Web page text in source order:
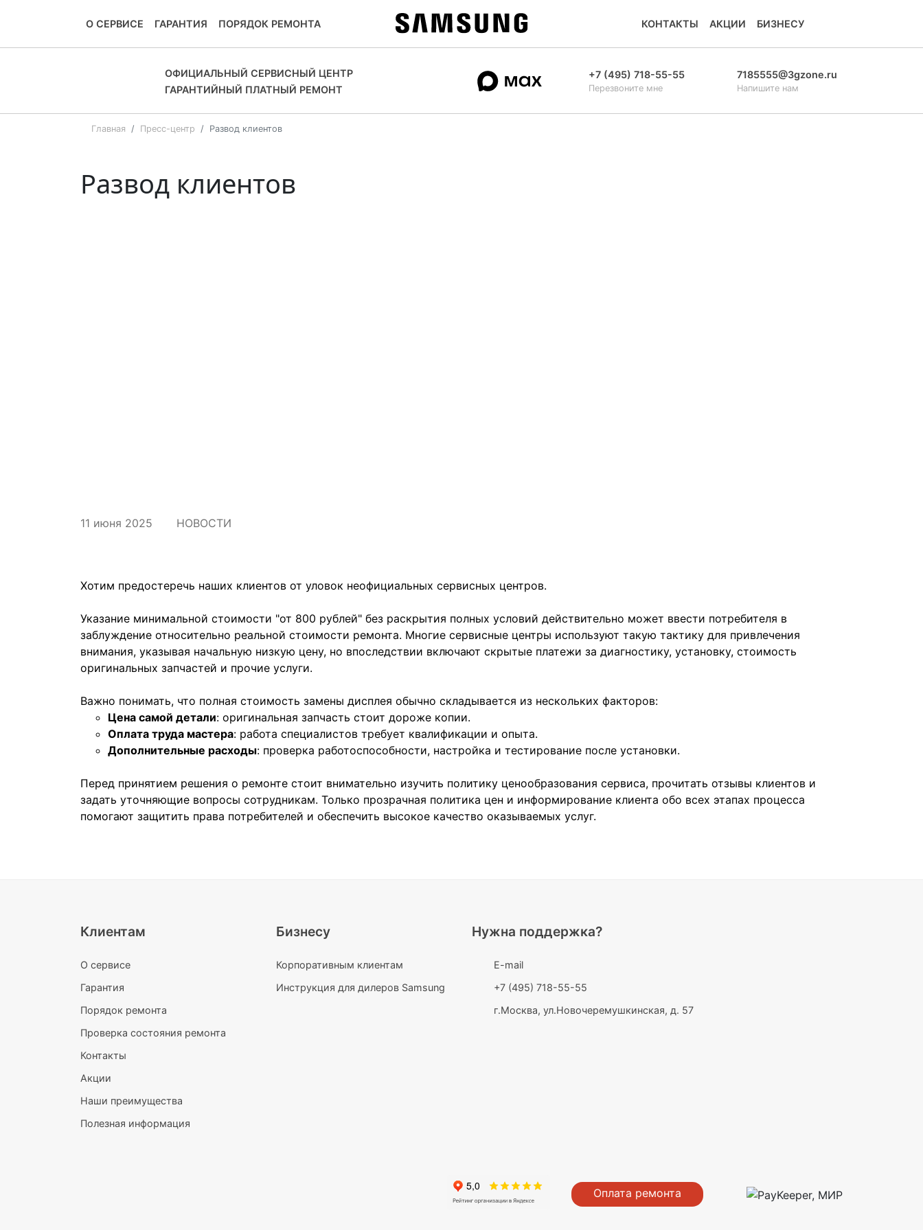
О СЕРВИСЕ ГАРАНТИЯ ПОРЯДОК РЕМОНТА КОНТАКТЫ АКЦИИ БИЗНЕСУ
ОФИЦИАЛЬНЫЙ СЕРВИСНЫЙ ЦЕНТР
ГАРАНТИЙНЫЙ ПЛАТНЫЙ РЕМОНТ
+7 (495) 718-55-55
Перезвоните мне
7185555@3gzone.ru
Напишите нам
Главная Пресс-центр Развод клиентов
Развод клиентов
11 июня 2025 НОВОСТИ
Хотим предостеречь наших клиентов от уловок неофициальных сервисных центров.
Указание минимальной стоимости "от 800 рублей" без раскрытия полных условий действительно может ввести потребителя в
заблуждение относительно реальной стоимости ремонта. Многие сервисные центры используют такую тактику для привлечения
внимания, указывая начальную низкую цену, но впоследствии включают скрытые платежи за диагностику, установку, стоимость
оригинальных запчастей и прочие услуги.
Важно понимать, что полная стоимость замены дисплея обычно складывается из нескольких факторов:
Цена самой детали: оригинальная запчасть стоит дороже копии.
Оплата труда мастера: работа специалистов требует квалификации и опыта.
Дополнительные расходы: проверка работоспособности, настройка и тестирование после установки.
Перед принятием решения о ремонте стоит внимательно изучить политику ценообразования сервиса, прочитать отзывы клиентов и
задать уточняющие вопросы сотрудникам. Только прозрачная политика цен и информирование клиента обо всех этапах процесса
помогают защитить права потребителей и обеспечить высокое качество оказываемых услуг.
Клиентам
О сервисе
Гарантия
Порядок ремонта
Проверка состояния ремонта
Контакты
Акции
Наши преимущества
Полезная информация
Бизнесу
Корпоративным клиентам
Инструкция для дилеров Samsung
Нужна поддержка?
E-mail
+7 (495) 718-55-55
г.Москва, ул.Новочеремушкинская, д. 57
Оплата ремонта